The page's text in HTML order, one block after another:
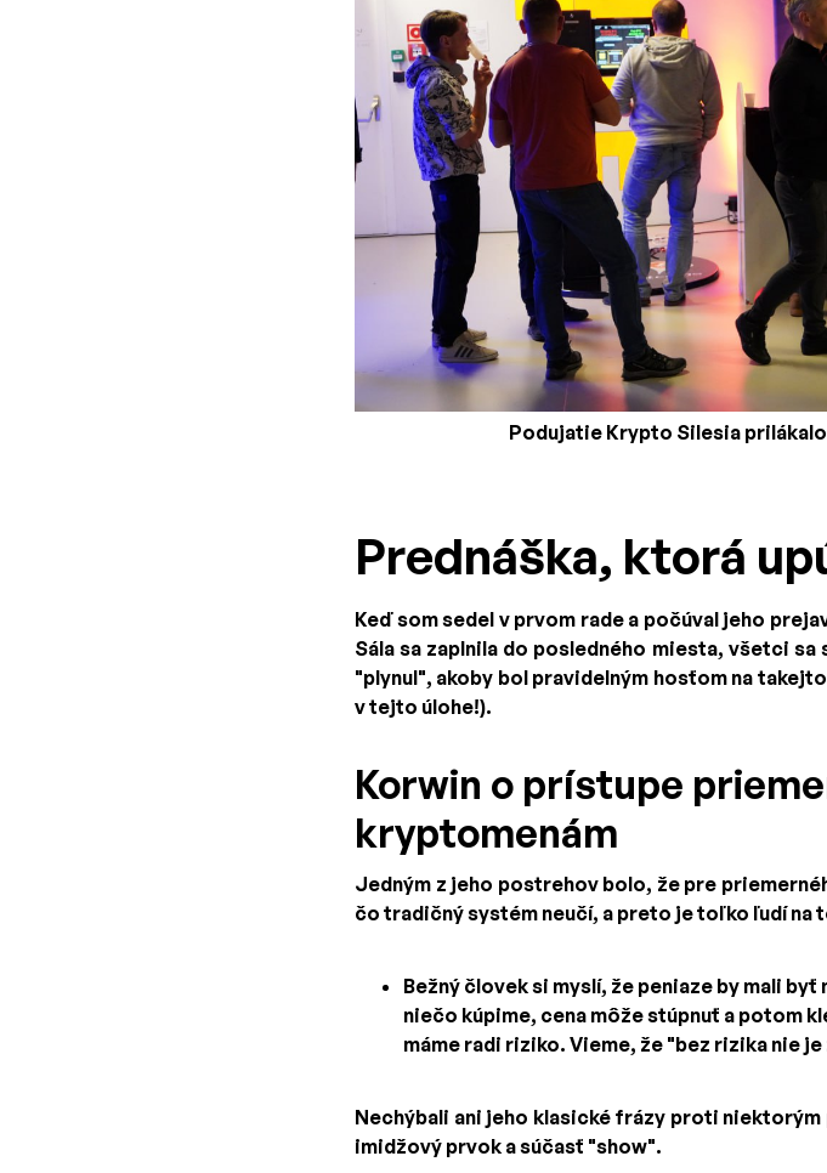
Podujatie Krypto Silesia
Prednáška, ktorá
Keď som sedel v prvom rade a počúval jeho
Sála sa zaplnila do posledného miesta, všetci
"plynul", akoby bol pravidelným hosťom na
v tejto úlohe!).
Korwin o prístupe
kryptomenám
Jedným z jeho postrehov bolo, že pre
čo tradičný systém neučí, a preto je toľko ľudí na
Bežný človek si myslí, že peniaze by mali
niečo kúpime, cena môže stúpnuť a potom
máme radi riziko. Vieme, že "bez rizika nie
Nechýbali ani jeho klasické frázy proti
imidžový prvok a súčasť "show".